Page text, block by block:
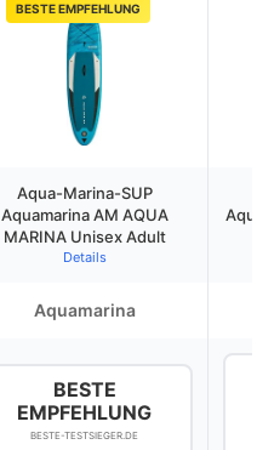
BESTE EMPFEHLUNG
Aqua-Marina-SUP
Aquamarina AM AQUA
MARINA Unisex Adult
Details
Aquamarina
BESTE
EMPFEHLUNG
BESTE-TESTSIEGER.DE